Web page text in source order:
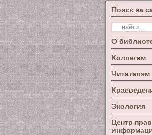
Поиск на
О
Коллегам
Читателям
Экология
Центр